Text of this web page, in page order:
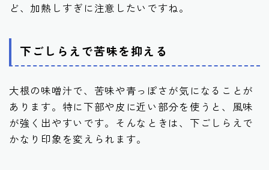
ど、加熱しすぎに注意したいですね。
下ごしらえで苦味を抑える
大根の味噌汁で、苦味や青っぽさが気になることが
あります。特に下部や皮に近い部分を使うと、風味
が強く出やすいです。そんなときは、下ごしらえで
かなり印象を変えられます。